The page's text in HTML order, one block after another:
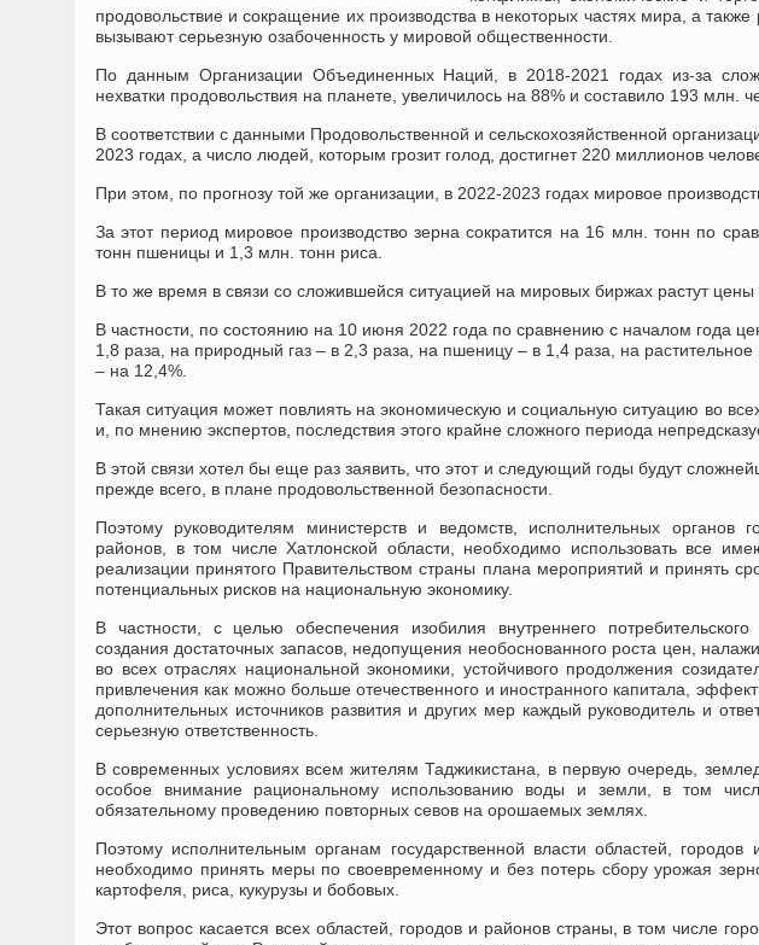
продовольствие и сокращение их производства в некоторых частях мира, а
вызывают серьезную озабоченность у мировой общественности.
По данным Организации Объединенных Наций, в 2018-2021 годах из-за
нехватки продовольствия на планете, увеличилось на 88% и составило 193 млн.
В соответствии с данными Продовольственной и сельскохозяйственной
2023 годах, а число людей, которым грозит голод, достигнет 220 миллионов
При этом, по прогнозу той же организации, в 2022-2023 годах мировое
За этот период мировое производство зерна сократится на 16 млн. тонн по
тонн пшеницы и 1,3 млн. тонн риса.
В то же время в связи со сложившейся ситуацией на мировых биржах растут цены
В частности, по состоянию на 10 июня 2022 года по сравнению с началом года
1,8 раза, на природный газ – в 2,3 раза, на пшеницу – в 1,4 раза, на
– на 12,4%.
Такая ситуация может повлиять на экономическую и социальную ситуацию во
и, по мнению экспертов, последствия этого крайне сложного периода
В этой связи хотел бы еще раз заявить, что этот и следующий годы будут
прежде всего, в плане продовольственной безопасности.
Поэтому руководителям министерств и ведомств, исполнительных органов
районов, в том числе Хатлонской области, необходимо использовать все
реализации принятого Правительством страны плана мероприятий и принять
потенциальных рисков на национальную экономику.
В частности, с целью обеспечения изобилия внутреннего
создания достаточных запасов, недопущения необоснованного роста цен,
во всех отраслях национальной экономики, устойчивого продолжения
привлечения как можно больше отечественного и иностранного капитала,
дополнительных источников развития и других мер каждый руководитель и
серьезную ответственность.
В современных условиях всем жителям Таджикистана, в первую очередь,
особое внимание рациональному использованию воды и земли, в том
обязательному проведению повторных севов на орошаемых землях.
Поэтому исполнительным органам государственной власти областей,
необходимо принять меры по своевременному и без потерь сбору урожая
картофеля, риса, кукурузы и бобовых.
Этот вопрос касается всех областей, городов и районов страны, в том числе